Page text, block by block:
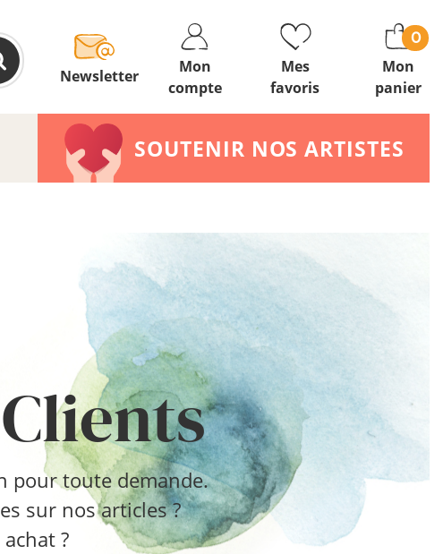
Newsletter
Mon
compte
Mes
favoris
Mon
panier
0
SOUTENIR NOS ARTISTES
pour toute demande.
sur nos articles ?
?